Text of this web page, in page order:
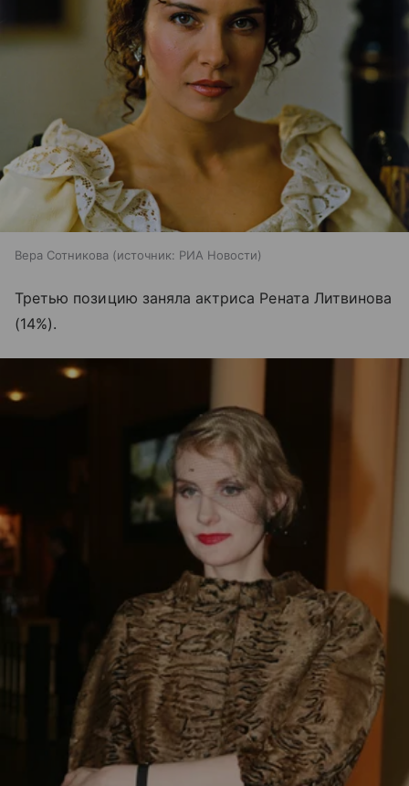
Вера Сотникова источник: РИА Новости
Третью позицию заняла актриса Рената Литвинова
(14%).